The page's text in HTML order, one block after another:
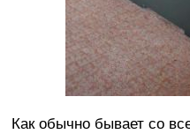
Как обычно бывает со